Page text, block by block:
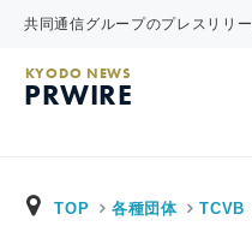
共同通信グループのプレスリリ
KYODO NEWS
PRWIRE
TOP 各種団体 TCVB